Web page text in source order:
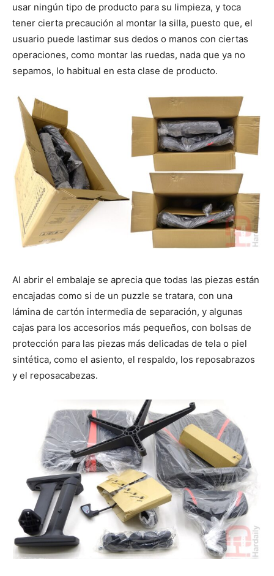
usar ningún tipo de producto para su limpieza, y toca
tener cierta precaución al montar la silla, puesto que, el
usuario puede lastimar sus dedos o manos con ciertas
operaciones, como montar las ruedas, nada que ya no
sepamos, lo habitual en esta clase de producto.
Al abrir el embalaje se aprecia que todas las piezas están
encajadas como si de un puzzle se tratara, con una
lámina de cartón intermedia de separación, y algunas
cajas para los accesorios más pequeños, con bolsas de
protección para las piezas más delicadas de tela o piel
sintética, como el asiento, el respaldo, los reposabrazos
y el reposacabezas.